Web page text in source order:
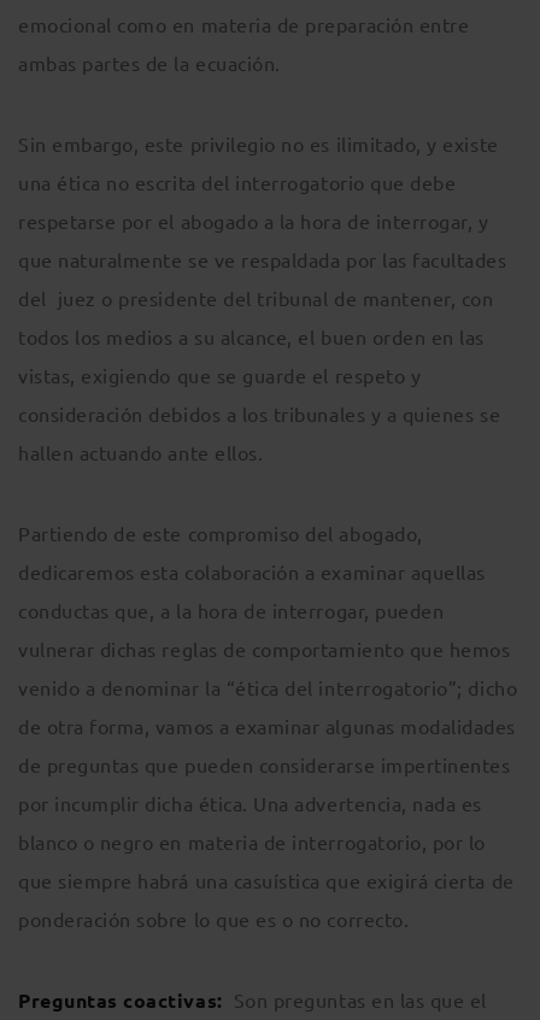
emocional como en materia de preparación entre
ambas partes de la ecuación.
Sin embargo, este privilegio no es ilimitado, y existe
una ética no escrita del interrogatorio que debe
respetarse por el abogado a la hora de interrogar, y
que naturalmente se ve respaldada por las facultades
del juez o presidente del tribunal de mantener, con
todos los medios a su alcance, el buen orden en las
vistas, exigiendo que se guarde el respeto y
consideración debidos a los tribunales y a quienes se
hallen actuando ante ellos.
Partiendo de este compromiso del abogado,
dedicaremos esta colaboración a examinar aquellas
conductas que, a la hora de interrogar, pueden
vulnerar dichas reglas de comportamiento que hemos
venido a denominar la “ética del interrogatorio”; dicho
de otra forma, vamos a examinar algunas modalidades
de preguntas que pueden considerarse impertinentes
por incumplir dicha ética. Una advertencia, nada es
blanco o negro en materia de interrogatorio, por lo
que siempre habrá una casuística que exigirá cierta de
ponderación sobre lo que es o no correcto.
Preguntas coactivas: Son preguntas en las que el